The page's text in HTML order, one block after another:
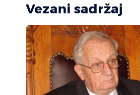
Vezani sadržaj